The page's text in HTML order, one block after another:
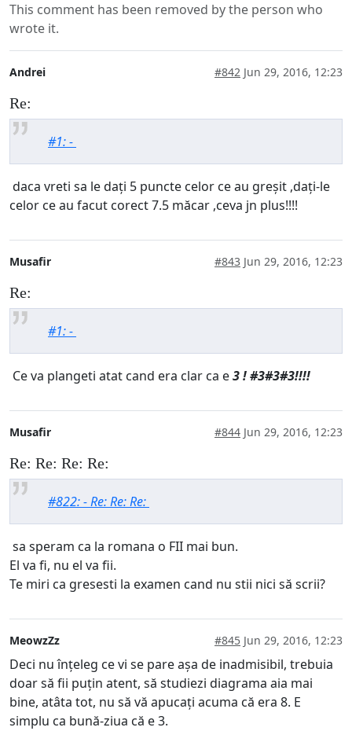
This comment has been removed by the person who
wrote it.
Andrei #842 Jun 29, 2016, 12:23
Re:
#1: -
daca vreti sa le dați 5 puncte celor ce au greșit ,dați-le
celor ce au facut corect 7.5 măcar ,ceva jn plus!!!!
Musafir #843 Jun 29, 2016, 12:23
Re:
#1: -
Ce va plangeti atat cand era clar ca e3 ! #3#3#3!!!!
Musafir #844 Jun 29, 2016, 12:23
Re: Re: Re: Re:
#822: - Re: Re: Re:
sa speram ca la romana o FII mai bun.
El va fi, nu el va fii.
Te miri ca gresesti la examen cand nu stii nici să scrii?
MeowzZz #845 Jun 29, 2016, 12:23
Deci nu înțeleg ce vi se pare așa de inadmisibil, trebuia
doar să fii puțin atent, să studiezi diagrama aia mai
bine, atâta tot, nu să vă apucați acuma că era 8. E
simplu ca bună-ziua că e 3.